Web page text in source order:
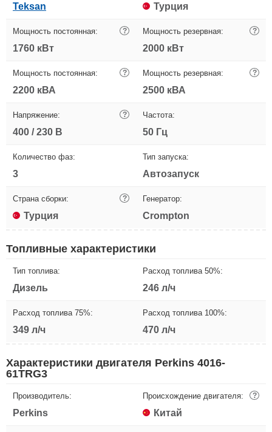
Teksan Турция
Мощность постоянная: ?
1760 кВт
Мощность резервная: ?
2000 кВт
Мощность постоянная: ?
2200 кВА
Мощность резервная: ?
2500 кВА
Напряжение: ?
400 / 230 В
Частота:
50 Гц
Количество фаз:
3
Тип запуска:
Автозапуск
Страна сборки: ?
Турция
Генератор:
Crompton
Топливные характеристики
Тип топлива:
Дизель
Расход топлива 50%:
246 л/ч
Расход топлива 75%:
349 л/ч
Расход топлива 100%:
470 л/ч
Характеристики двигателя Perkins 4016-
61TRG3
Производитель:
Perkins
Происхождение двигателя: ?
Китай